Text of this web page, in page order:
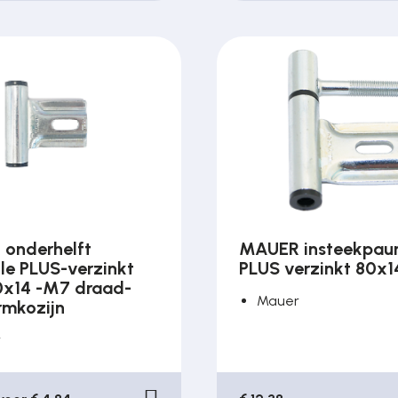
onderhelft
PLUS-verzinkt
-M7 draad-
MAUER
PLUS verzinkt
Mauer